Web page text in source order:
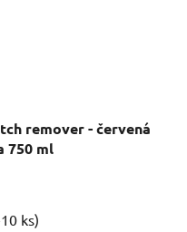
remover - červená
750 ml
ks)